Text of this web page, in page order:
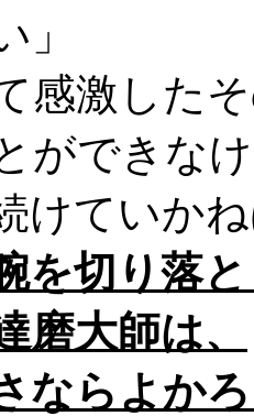
」
感激した
ができな
けていか
を切り落
磨大師は、
ならよか